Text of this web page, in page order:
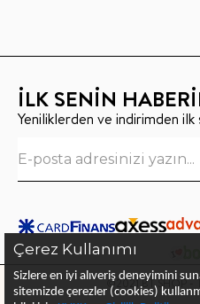
İLK SENİN
Yeniliklerden ve indirimden ilk
©2021 BT SHOP -
Çerez Kullanımı
Sizlere en iyi alıveriş deneyimini
sitemizde çerezler (cookies)